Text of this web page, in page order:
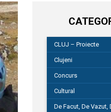
CLUJ – Proiecte
Clujeni
Concurs
Cultural
De Facut, De